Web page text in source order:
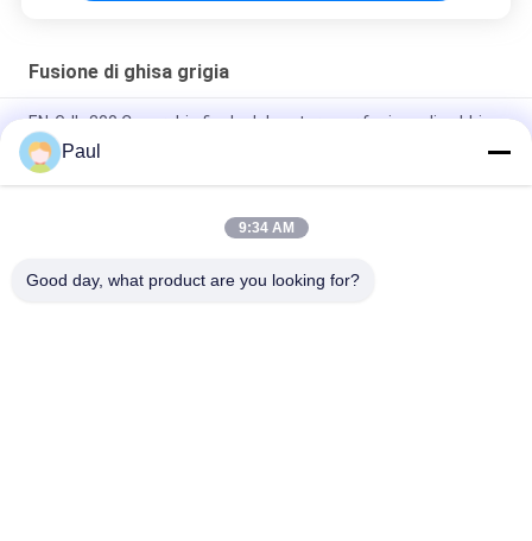
Fusione di ghisa grigia
EN-GJL-300 Coperchio finale del motore per fusione di sabbia
di ferro grigio
Parti in ghisa grigia per macchinari industriali
Camion rimorchio sospensione telaio parti foglio anteriore
Paul
9:34 AM
Good day, what product are you looking for?